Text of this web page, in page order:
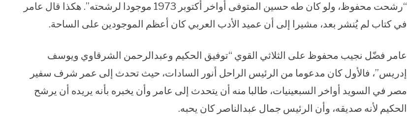
“رشحت محفوظ، ولو كان طه حسين المتوفى أواخر أكتوبر 1973 موجودا لرشحته”. هكذا قال عامر
في كتاب لم يُنشر بعد، مشيرا إلى أن عميد الأدب العربي كان أعظم الموجودين على الساحة.
عامر فضّل نجيب محفوظ على الثلاثي القوي “توفيق الحكيم وعبدالرحمن الشرقاوي ويوسف
إدريس”، فالأول كان مدعوما من الرئيس الراحل أنور السادات، حيث تحدث إلى عمر شرف سفير
مصر في السويد أواخر السبعينيات، طالبا منه أن يتحدث إلى عامر وأن يخبره بأنه يريده أن يرشح
الحكيم لأنه صديقه، وأن الرئيس جمال عبدالناصر كان يحبه.